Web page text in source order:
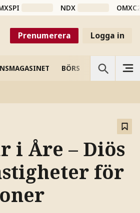
NDX
Prenumerera Logga in
BÖRS VETENSKAP
i Åre – Diös
för